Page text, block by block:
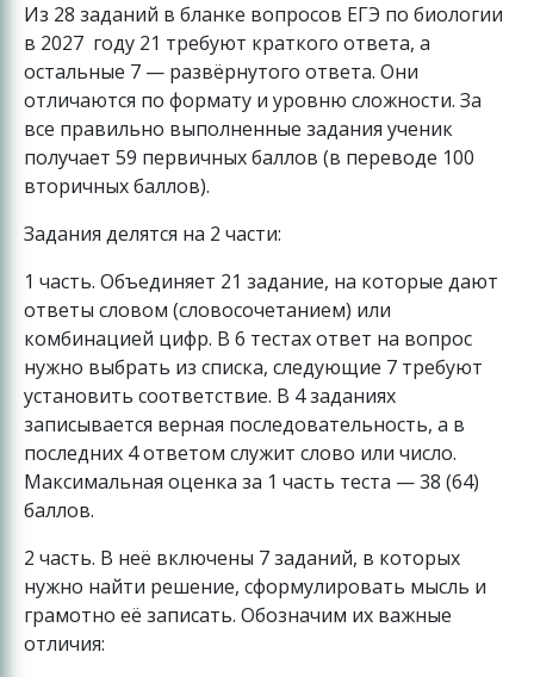
Из 28 заданий в бланке вопросов ЕГЭ по биологии
в 2027 году 21 требуют краткого ответа, а
остальные 7 — развёрнутого ответа. Они
отличаются по формату и уровню сложности. За
все правильно выполненные задания ученик
получает 59 первичных баллов (в переводе 100
вторичных баллов).
Задания делятся на 2 части:
1 часть. Объединяет 21 задание, на которые дают
ответы словом (словосочетанием) или
комбинацией цифр. В 6 тестах ответ на вопрос
нужно выбрать из списка, следующие 7 требуют
установить соответствие. В 4 заданиях
записывается верная последовательность, а в
последних 4 ответом служит слово или число.
Максимальная оценка за 1 часть теста — 38 (64)
баллов.
2 часть. В неё включены 7 заданий, в которых
нужно найти решение, сформулировать мысль и
грамотно её записать. Обозначим их важные
отличия: